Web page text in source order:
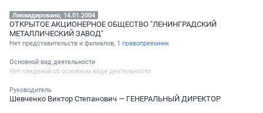
Ликвидировано, 14.01.2004
ОТКРЫТОЕ АКЦИОНЕРНОЕ ОБЩЕСТВО "ЛЕНИНГРАДСКИЙ
МЕТАЛЛИЧЕСКИЙ ЗАВОД"
Нет представительств и филиалов, 1 правопреемник
Основной вид деятельности
Нет сведений об основном виде деятельности
Руководитель
Шевченко Виктор Степанович — ГЕНЕРАЛЬНЫЙ ДИРЕКТОР